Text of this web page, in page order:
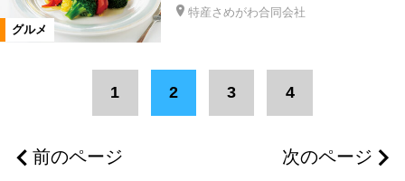
テイクアウト・弁当・惣菜 カフェ
グルメ
特産さめがわ合同会社
前のページ
1 2 3 4
次のページ